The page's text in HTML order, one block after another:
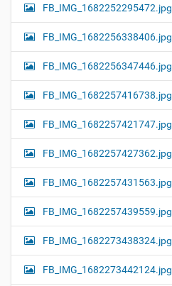
FB_IMG_1682252295472.jpg
FB_IMG_1682256338406.jpg
FB_IMG_1682256347446.jpg
FB_IMG_1682257416738.jpg
FB_IMG_1682257421747.jpg
FB_IMG_1682257427362.jpg
FB_IMG_1682257431563.jpg
FB_IMG_1682257439559.jpg
FB_IMG_1682273438324.jpg
FB_IMG_1682273442124.jpg